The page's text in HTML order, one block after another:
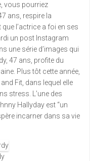
vous pourriez
ans, respire la
l’actrice a foi en ses
un post Instagram
une série d’images qui
47 ans, profite du
Plus tôt cette année,
Fit, dans lequel elle
stress. L’une des
Hallyday est “un
incarner dans sa vie